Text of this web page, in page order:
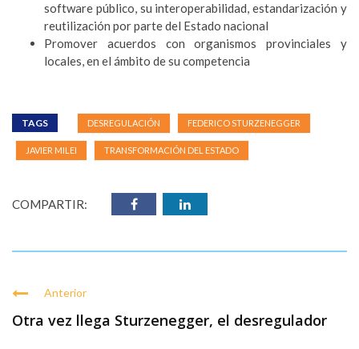
software público, su interoperabilidad, estandarización y
reutilización por parte del Estado nacional
Promover acuerdos con organismos provinciales y
locales, en el ámbito de su competencia
TAGS DESREGULACIÓN FEDERICO STURZENEGGER
JAVIER MILEI TRANSFORMACIÓN DEL ESTADO
COMPARTIR:
Anterior
Otra vez llega Sturzenegger, el desregulador